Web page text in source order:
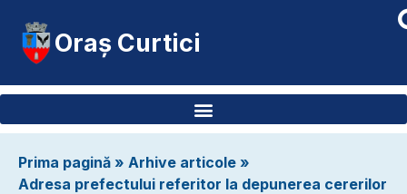
Oraș Curtici
Prima pagină » Arhive articole »
Adresa prefectului referitor la depunerea cererilor